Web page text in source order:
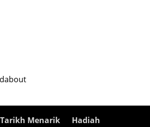
Tarikh Menarik
Hadiah